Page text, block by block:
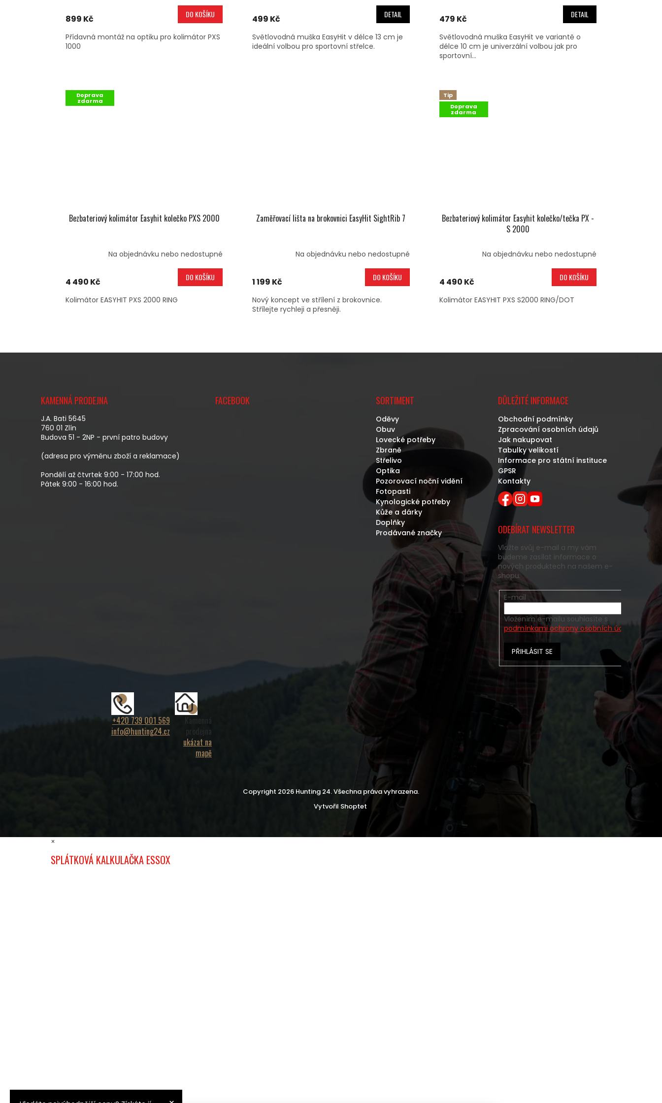
899 Kč DO KOŠÍKU
Přídavná montáž na optiku pro kolimátor PXS
1000
499 Kč DETAIL
Světlovodná muška EasyHit v délce 13 cm je
ideální volbou pro sportovní střelce.
479 Kč DETAIL
Světlovodná muška EasyHit ve variantě o
délce 10 cm je univerzální volbou jak pro
sportovní...
Doprava
zdarma
Bezbateriový kolimátor Easyhit kolečko PXS 2000
Na objednávku nebo nedostupné
4 490 Kč DO KOŠÍKU
Kolimátor EASYHIT PXS 2000 RING
Zaměřovací lišta na brokovnici EasyHit SightRib 7
Na objednávku nebo nedostupné
1 199 Kč DO KOŠÍKU
Nový koncept ve střílení z brokovnice.
Střílejte rychleji a přesněji.
Tip
Doprava
zdarma
Bezbateriový kolimátor Easyhit kolečko/tečka PX -
S 2000
Na objednávku nebo nedostupné
4 490 Kč DO KOŠÍKU
Kolimátor EASYHIT PXS S2000 RING/DOT
V
KAMENNÁ PRODEJNA
J.A. Bati 5645
760 01 Zlín
Budova 51 - 2NP - první patro budovy
(adresa pro výměnu zboží a reklamace)
Pondělí až čtvrtek 9:00 - 17:00 hod.
Pátek 9:00 - 16:00 hod.
FACEBOOK SORTIMENT
Oděvy
Obuv
Lovecké potřeby
Zbraně
Střelivo
Optika
Pozorovací noční vidění
Fotopasti
Kynologické potřeby
Kůže a dárky
Doplňky
Prodávané značky
DŮLEŽITÉ INFORMACE
Obchodní podmínky
Zpracování osobních údajů
Jak nakupovat
Tabulky velikostí
Informace pro státní instituce
GPSR
Kontakty
ODEBÍRAT NEWSLETTER
Vložte svůj e-mail a my vám
budeme zasílat informace o
nových produktech na našem e-
shopu.
E-mail
Vložením e-mailu souhlasíte s
podmínkami ochrany osobních údajů
PŘIHLÁSIT SE
+420 739 001 569
info@hunting24.cz
Kamenná
prodejna
ukázat na
mapě
Vytvořil Shoptet
Copyright 2026 Hunting 24. Všechna práva vyhrazena.
×
SPLÁTKOVÁ KALKULAČKA ESSOX